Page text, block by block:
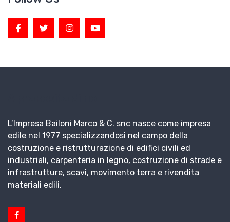
L’Impresa Bailoni Marco & C. snc nasce come impresa
edile nel 1977 specializzandosi nel campo della
costruzione e ristrutturazione di edifici civili ed
industriali, carpenteria in legno, costruzione di strade e
infrastrutture, scavi, movimento terra e rivendita
materiali edili.